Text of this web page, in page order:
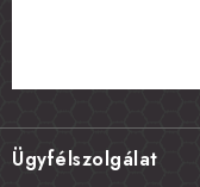
L
á
bÜgyfélszolgálat